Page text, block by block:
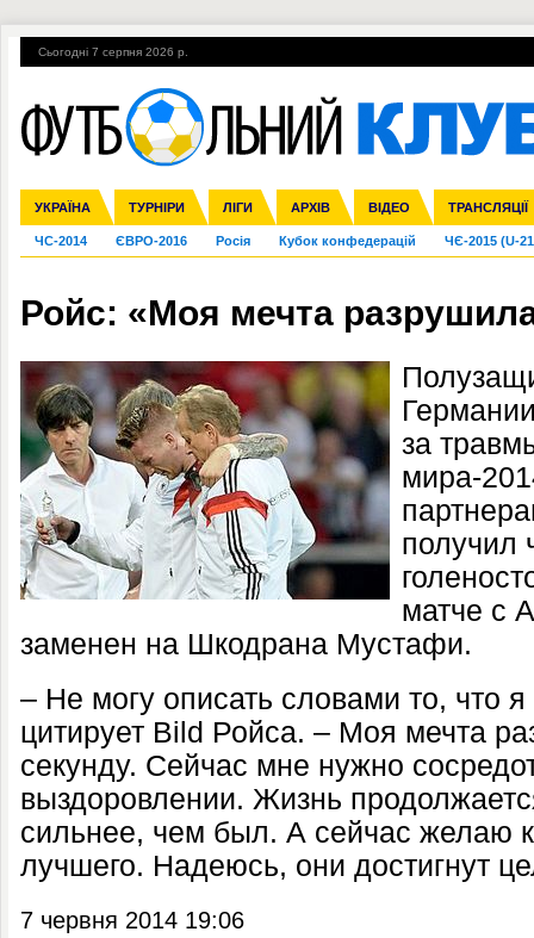
Сьогодні 7 серпня 2026 р.
УКРАЇНА ТУРНІРИ ЛІГИ АРХІВ ВІДЕО ТРАНСЛЯЦІЇ
Збірна Прем'єр-ліга Перша ліга Друга ліга Кубок України
Ліга чемпіонів Ліга Європи Міжнародні Ліга націй Ліга
Англія Іспанія Італія Німеччина Франція Інші
ЧС-2014 ЄВРО-2016 Росія Кубок конфедерацій ЧЄ-2015 (U-
Гарячі теми УПЛ, 1-й тур ВІЙНА УПЛ-ПЕРЕХОДИ
Ройс: «Моя мечта
за
мира-
получил
матче с
заменен на Шкодрана Мустафи.
– Не могу описать словами то, что
цитирует Bild Ройса. – Моя мечта
секунду. Сейчас мне нужно
выздоровлении. Жизнь
сильнее, чем был. А сейчас желаю
лучшего. Надеюсь, они достигнут
7 червня 2014 19:06